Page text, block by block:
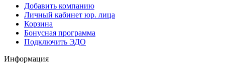
Добавить компанию
Личный кабинет юр. лица
Корзина
Бонусная программа
Подключить ЭДО
Информация